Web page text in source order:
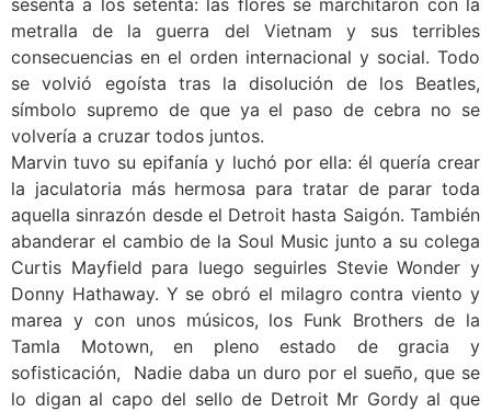
metralla de la guerra del Vietnam y sus terribles
consecuencias en el orden internacional y social. Todo
se volvió egoísta tras la disolución de los Beatles,
símbolo supremo de que ya el paso de cebra no se
volvería a cruzar todos juntos.
Marvin tuvo su epifanía y luchó por ella: él quería crear
la jaculatoria más hermosa para tratar de parar toda
aquella sinrazón desde el Detroit hasta Saigón. También
abanderar el cambio de la Soul Music junto a su colega
Curtis Mayfield para luego seguirles Stevie Wonder y
Donny Hathaway. Y se obró el milagro contra viento y
marea y con unos músicos, los Funk Brothers de la
Tamla Motown, en pleno estado de gracia y
sofisticación, Nadie daba un duro por el sueño, que se
lo digan al capo del sello de Detroit Mr Gordy al que